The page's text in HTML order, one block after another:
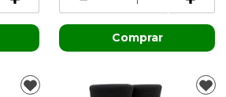
Comprar